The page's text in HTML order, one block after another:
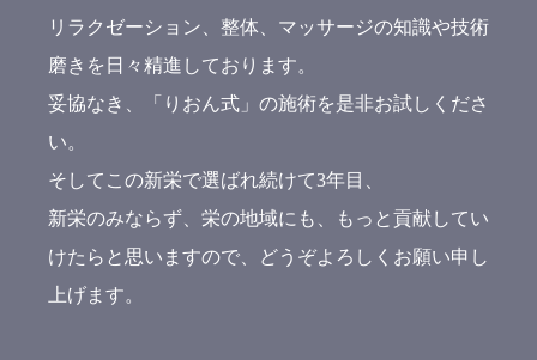
リラクゼーション、整体、マッサージの知識や技術
磨きを日々精進しております。
妥協なき、「りおん式」の施術を是非お試しくださ
い。
そしてこの新栄で選ばれ続けて3年目、
新栄のみならず、栄の地域にも、もっと貢献してい
けたらと思いますので、どうぞよろしくお願い申し
上げます。